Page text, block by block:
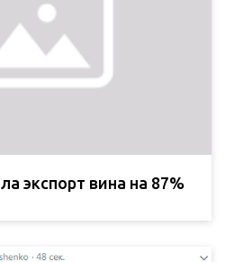
экспорт вина на 87%